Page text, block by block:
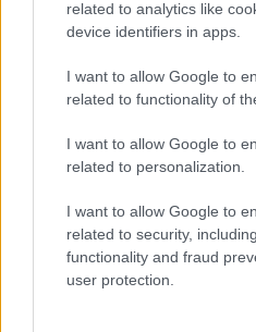
related to analytics like
device identifiers in apps.
I want to allow Google to
related to functionality of
I want to allow Google to
related to personalization.
I want to allow Google to
related to security,
functionality and fraud
user protection.
«Μου χρωστάς έναν
φράση που έγινε τραγούδι,